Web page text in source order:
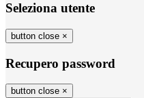
Seleziona utente
button close ×
Recupero password
button close ×